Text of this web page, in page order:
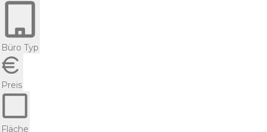
Büro Typ
Preis
Fläche